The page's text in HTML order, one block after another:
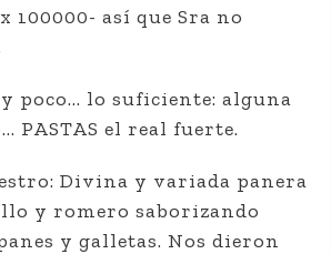
100000- así que Sra no
poco… lo suficiente: alguna
PASTAS el real fuerte.
Divina y variada panera
y romero saborizando
y galletas. Nos dieron